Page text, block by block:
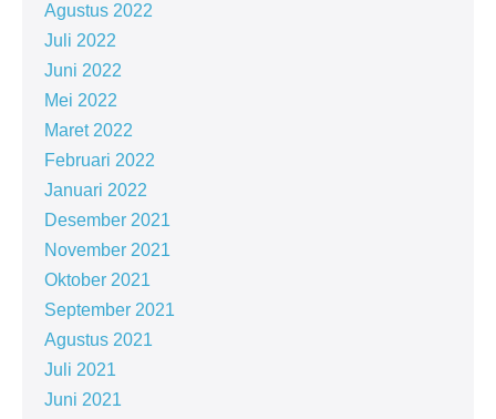
Agustus 2022
Juli 2022
Juni 2022
Mei 2022
Maret 2022
Februari 2022
Januari 2022
Desember 2021
November 2021
Oktober 2021
September 2021
Agustus 2021
Juli 2021
Juni 2021